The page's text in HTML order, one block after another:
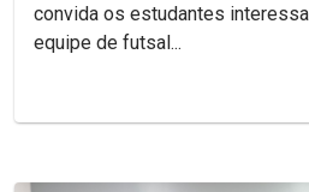
convida os estudantes
equipe de futsal...